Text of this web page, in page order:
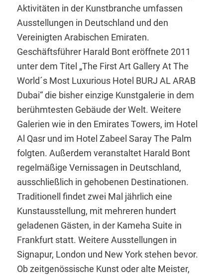
Aktivitäten in der Kunstbranche umfassen
Ausstellungen in Deutschland und den
Vereinigten Arabischen Emiraten.
Geschäftsführer Harald Bont eröffnete 2011
unter dem Titel „The First Art Gallery At The
World´s Most Luxurious Hotel BURJ AL ARAB
Dubai“ die bisher einzige Kunstgalerie in dem
berühmtesten Gebäude der Welt. Weitere
Galerien wie in den Emirates Towers, im Hotel
Al Qasr und im Hotel Zabeel Saray The Palm
folgten. Außerdem veranstaltet Harald Bont
regelmäßige Vernissagen in Deutschland,
ausschließlich in gehobenen Destinationen.
Traditionell findet zwei Mal jährlich eine
Kunstausstellung, mit mehreren hundert
geladenen Gästen, in der Kameha Suite in
Frankfurt statt. Weitere Ausstellungen in
Signapur, London und New York stehen bevor.
Ob zeitgenössische Kunst oder alte Meister,